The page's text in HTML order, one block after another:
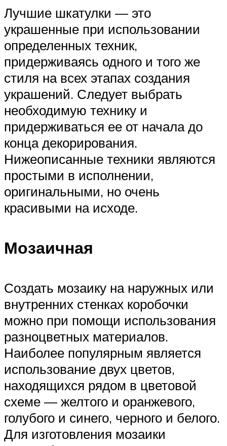
Лучшие шкатулки — это
украшенные при использовании
определенных техник,
придерживаясь одного и того же
стиля на всех этапах создания
украшений. Следует выбрать
необходимую технику и
придерживаться ее от начала до
конца декорирования.
Нижеописанные техники являются
простыми в исполнении,
оригинальными, но очень
красивыми на исходе.
Мозаичная
Создать мозаику на наружных или
внутренних стенках коробочки
можно при помощи использования
разноцветных материалов.
Наиболее популярным является
использование двух цветов,
находящихся рядом в цветовой
схеме — желтого и оранжевого,
голубого и синего, черного и белого.
Для изготовления мозаики